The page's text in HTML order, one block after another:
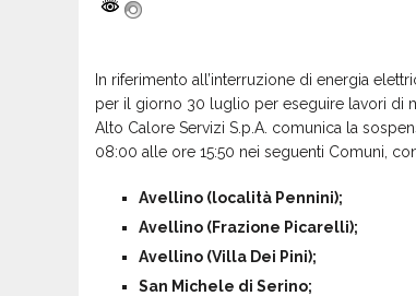
In riferimento all’interruzione di energia
per il giorno 30 luglio per eseguire lavori di
Alto Calore Servizi S.p.A. comunica la
08:00 alle ore 15:50 nei seguenti Comuni,
Avellino (località Pennini);
Avellino (Frazione Picarelli);
Avellino (Villa Dei Pini);
San Michele di Serino;